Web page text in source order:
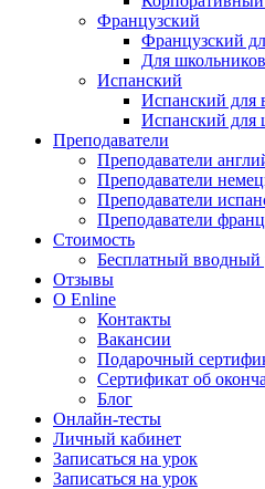
Французский
Французский
Для школьников
Испанский
Испанский для
Испанский для
Преподаватели
Преподаватели
Преподаватели
Преподаватели
Преподаватели
Стоимость
Бесплатный вводный
Отзывы
О Enline
Контакты
Вакансии
Подарочный
Сертификат об
Блог
Онлайн-тесты
Личный кабинет
Записаться на урок
Записаться на урок